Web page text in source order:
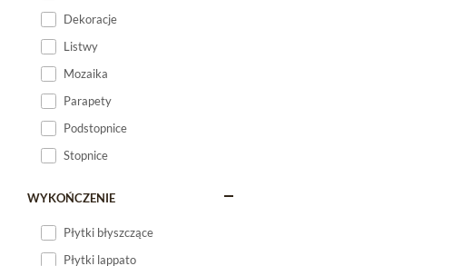
Dekoracje
Listwy
Mozaika
Parapety
Podstopnice
Stopnice
WYKOŃCZENIE
Płytki błyszczące
Płytki lappato